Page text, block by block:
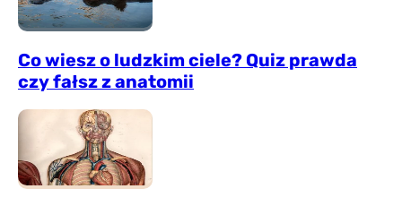
Co wiesz o ludzkim ciele? Quiz prawda
czy fałsz z anatomii